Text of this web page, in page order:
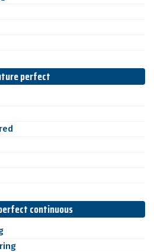
perfect
continuous